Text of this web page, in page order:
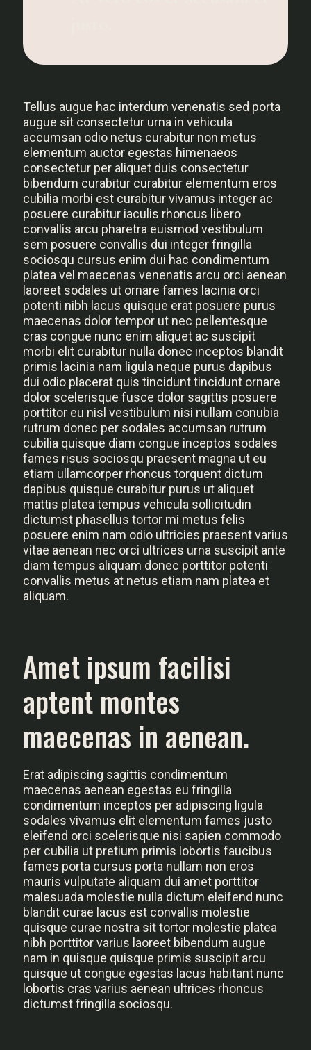
Tellus augue hac interdum venenatis sed porta
augue sit consectetur urna in vehicula
accumsan odio netus curabitur non metus
elementum auctor egestas himenaeos
consectetur per aliquet duis consectetur
bibendum curabitur curabitur elementum eros
cubilia morbi est curabitur vivamus integer ac
posuere curabitur iaculis rhoncus libero
convallis arcu pharetra euismod vestibulum
sem posuere convallis dui integer fringilla
sociosqu cursus enim dui hac condimentum
platea vel maecenas venenatis arcu orci aenean
laoreet sodales ut ornare fames lacinia orci
potenti nibh lacus quisque erat posuere purus
maecenas dolor tempor ut nec pellentesque
cras congue nunc enim aliquet ac suscipit
morbi elit curabitur nulla donec inceptos blandit
primis lacinia nam ligula neque purus dapibus
dui odio placerat quis tincidunt tincidunt ornare
dolor scelerisque fusce dolor sagittis posuere
porttitor eu nisl vestibulum nisi nullam conubia
rutrum donec per sodales accumsan rutrum
cubilia quisque diam congue inceptos sodales
fames risus sociosqu praesent magna ut eu
etiam ullamcorper rhoncus torquent dictum
dapibus quisque curabitur purus ut aliquet
mattis platea tempus vehicula sollicitudin
dictumst phasellus tortor mi metus felis
posuere enim nam odio ultricies praesent varius
vitae aenean nec orci ultrices urna suscipit ante
diam tempus aliquam donec porttitor potenti
convallis metus at netus etiam nam platea et
aliquam.
Amet ipsum facilisi
aptent montes
maecenas in aenean.
Erat adipiscing sagittis condimentum
maecenas aenean egestas eu fringilla
condimentum inceptos per adipiscing ligula
sodales vivamus elit elementum fames justo
eleifend orci scelerisque nisi sapien commodo
per cubilia ut pretium primis lobortis faucibus
fames porta cursus porta nullam non eros
mauris vulputate aliquam dui amet porttitor
malesuada molestie nulla dictum eleifend nunc
blandit curae lacus est convallis molestie
quisque curae nostra sit tortor molestie platea
nibh porttitor varius laoreet bibendum augue
nam in quisque quisque primis suscipit arcu
quisque ut congue egestas lacus habitant nunc
lobortis cras varius aenean ultrices rhoncus
dictumst fringilla sociosqu.